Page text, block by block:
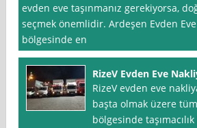
evden eve taşınmanız gerekiyorsa,
seçmek önemlidir. Ardeşen Evden
bölgesinde en
RizeV Evden Eve
RizeV evden eve
başta olmak üzere
bölgesinde